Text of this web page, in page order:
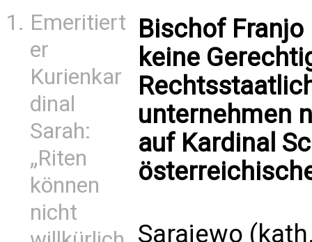
Emeritiert
er
Kurienkar
dinal
Sarah:
„Riten
können
nicht
Bischof Franjo
keine
unternehmen
auf Kardinal
Sarajewo